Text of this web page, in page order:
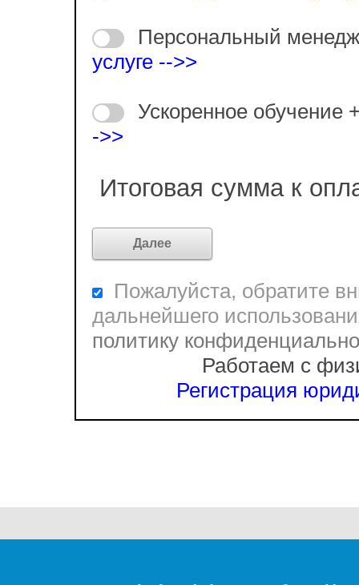
Персональный
услуге -->>
Ускоренное обучение
->>
Итоговая сумма к
Пожалуйста, обратите
дальнейшего
политику
Работаем с
Регистрация